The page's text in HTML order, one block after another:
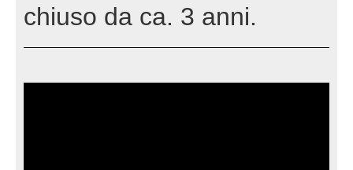
chiuso da ca. 3 anni.